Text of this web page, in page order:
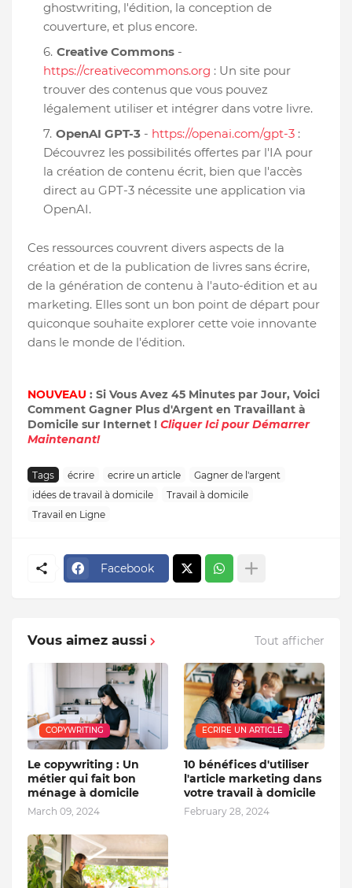
ghostwriting, l'édition, la conception de
couverture, et plus encore.
Creative Commons -
https://creativecommons.org : Un site pour
trouver des contenus que vous pouvez
légalement utiliser et intégrer dans votre livre.
OpenAI GPT-3 - https://openai.com/gpt-3 :
Découvrez les possibilités offertes par l'IA pour
la création de contenu écrit, bien que l'accès
direct au GPT-3 nécessite une application via
OpenAI.
Ces ressources couvrent divers aspects de la
création et de la publication de livres sans écrire,
de la génération de contenu à l'auto-édition et au
marketing. Elles sont un bon point de départ pour
quiconque souhaite explorer cette voie innovante
dans le monde de l'édition.
NOUVEAU : Si Vous Avez 45 Minutes par Jour, Voici
Comment Gagner Plus d'Argent en Travaillant à
Domicile sur Internet ! Cliquer Ici pour Démarrer
Maintenant!
Tags écrire ecrire un article
Gagner de l'argent
idées de travail à domicile
Travail à domicile
Travail en Ligne
Facebook
Vous aimez aussi Tout afficher
COPYWRITING
Le copywriting : Un
métier qui fait bon
ménage à domicile
March 09, 2024
ECRIRE UN ARTICLE
10 bénéfices d'utiliser
l'article marketing dans
votre travail à domicile
February 28, 2024